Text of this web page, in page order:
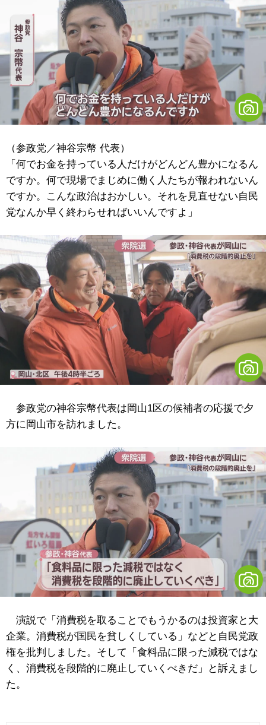
（参政党／神谷宗幣 代表）
「何でお金を持っている人だけがどんどん豊かになるん
ですか。何で現場でまじめに働く人たちが報われないん
ですか。こんな政治はおかしい。それを見直せない自民
党なんか早く終わらせればいいんですよ」
参政党の神谷宗幣代表は岡山1区の候補者の応援で夕
方に岡山市を訪れました。
演説で「消費税を取ることでもうかるのは投資家と大
企業。消費税が国民を貧しくしている」などと自民党政
権を批判しました。そして「食料品に限った減税ではな
く、消費税を段階的に廃止していくべきだ」と訴えまし
た。